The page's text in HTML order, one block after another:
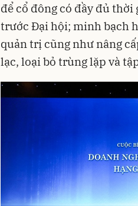
để cổ đông có đầy đủ
trước Đại hội; minh bạch
quản trị cũng như nâng
lạc, loại bỏ trùng lặp và